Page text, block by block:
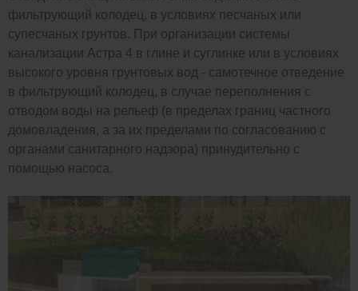
фильтрующий колодец, в условиях песчаных или
супесчаных грунтов. При организации системы
канализации Астра 4 в глине и суглинке или в условиях
высокого уровня грунтовых вод - самотечное отведение
в фильтрующий колодец, в случае переполнения с
отводом воды на рельеф (в пределах границ частного
домовладения, а за их пределами по согласованию с
органами санитарного надзора) принудительно с
помощью насоса.